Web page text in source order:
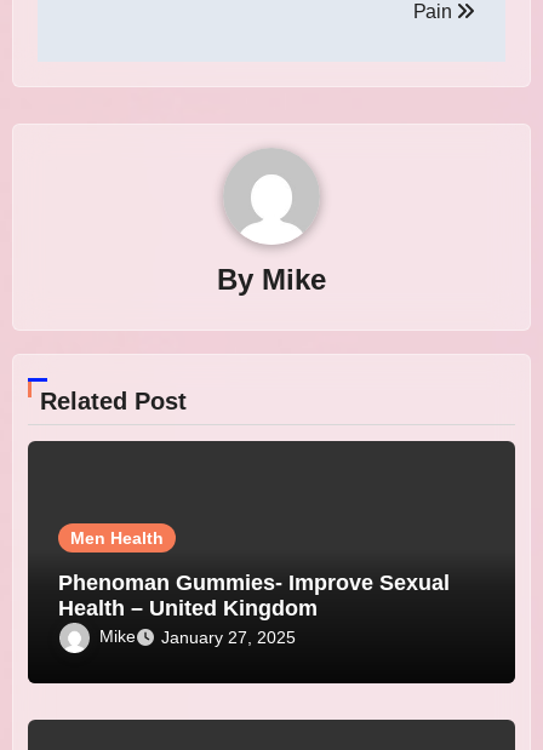
Pain
By Mike
Related Post
Men Health
Phenoman Gummies- Improve Sexual
Health – United Kingdom
Mike January 27, 2025